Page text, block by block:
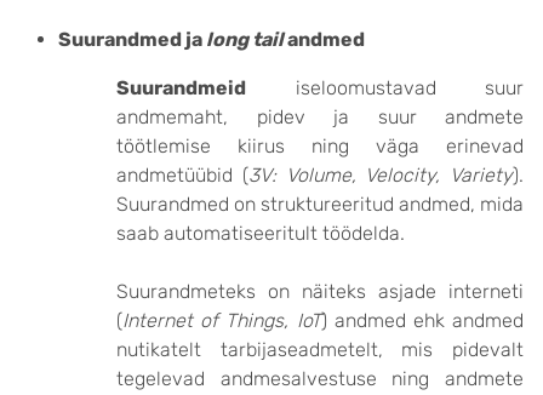
Suurandmed ja long tailandmed
Suurandmeid iseloomustavad suur
andmemaht, pidev ja suur andmete
töötlemise kiirus ning väga erinevad
andmetüübid (3V: Volume, Velocity, Variety).
Suurandmed on struktureeritud andmed, mida
saab automatiseeritult töödelda.
Suurandmeteks on näiteks asjade interneti
(Internet of Things, IoT) andmed ehk andmed
nutikatelt tarbijaseadmetelt, mis pidevalt
tegelevad andmesalvestuse ning andmete